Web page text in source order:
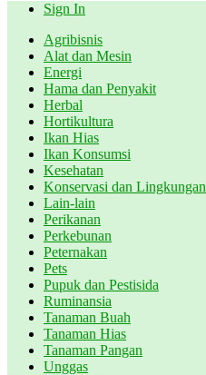
Sign In
Agribisnis
Alat dan Mesin
Energi
Hama dan Penyakit
Herbal
Hortikultura
Ikan Hias
Ikan Konsumsi
Kesehatan
Konservasi dan Lingkungan
Lain-lain
Perikanan
Perkebunan
Peternakan
Pets
Pupuk dan Pestisida
Ruminansia
Tanaman Buah
Tanaman Hias
Tanaman Pangan
Unggas